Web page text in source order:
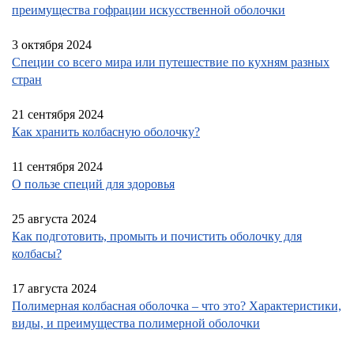
преимущества гофрации искусственной оболочки
3 октября 2024
Cпеции со всего мира или путешествие по кухням разных
стран
21 сентября 2024
Как хранить колбасную оболочку?
11 сентября 2024
О пользе специй для здоровья
25 августа 2024
Как подготовить, промыть и почистить оболочку для
колбасы?
17 августа 2024
Полимерная колбасная оболочка – что это? Характеристики,
виды, и преимущества полимерной оболочки